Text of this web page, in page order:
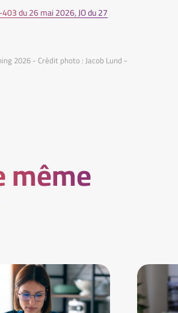
du 26 mai 2026, JO du 27
2026 - Crédit photo : Jacob Lund -
même